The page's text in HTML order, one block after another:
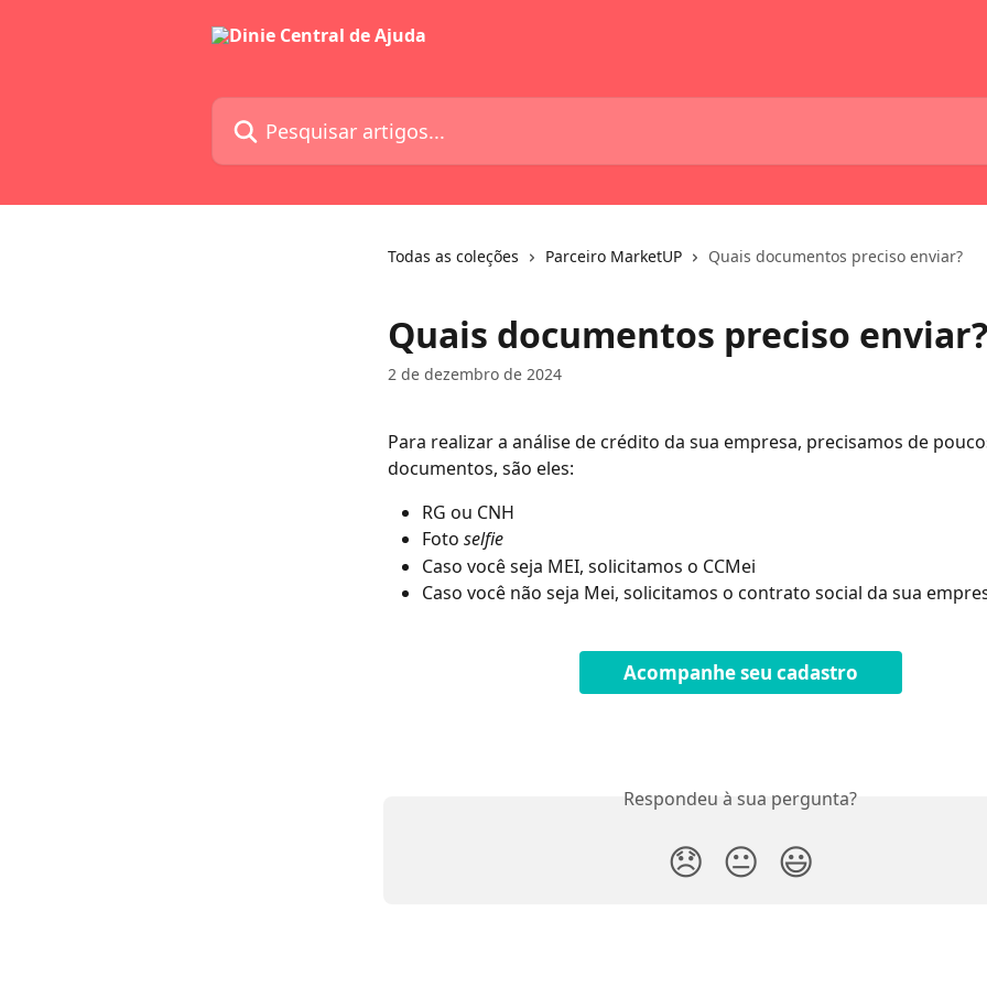
Pesquisar artigos...
Todas as coleções Parceiro MarketUP Quais documentos preciso enviar?
Quais documentos preciso enviar?
2 de dezembro de 2024
Para realizar a análise de crédito da sua empresa, precisamos de
documentos, são eles:
RG ou CNH
Foto selfie
Caso você seja MEI, solicitamos o CCMei
Caso você não seja Mei, solicitamos o contrato social da sua
Acompanhe seu cadastro
Respondeu à sua pergunta?
😞 😐 😃